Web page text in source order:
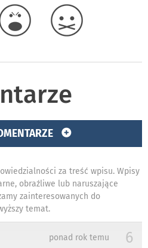
za treść wpisu. Wpisy
obraźliwe lub naruszające
zainteresowanych do
temat.
6
ponad rok temu